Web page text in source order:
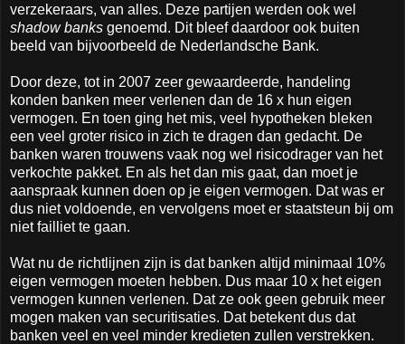
verzekeraars, van alles. Deze partijen werden ook wel
shadow banks genoemd. Dit bleef daardoor ook buiten
beeld van bijvoorbeeld de Nederlandsche Bank.
Door deze, tot in 2007 zeer gewaardeerde, handeling
konden banken meer verlenen dan de 16 x hun eigen
vermogen. En toen ging het mis, veel hypotheken bleken
een veel groter risico in zich te dragen dan gedacht. De
banken waren trouwens vaak nog wel risicodrager van het
verkochte pakket. En als het dan mis gaat, dan moet je
aanspraak kunnen doen op je eigen vermogen. Dat was er
dus niet voldoende, en vervolgens moet er staatsteun bij om
niet failliet te gaan.
Wat nu de richtlijnen zijn is dat banken altijd minimaal 10%
eigen vermogen moeten hebben. Dus maar 10 x het eigen
vermogen kunnen verlenen. Dat ze ook geen gebruik meer
mogen maken van securitisaties. Dat betekent dus dat
banken veel en veel minder kredieten zullen verstrekken.